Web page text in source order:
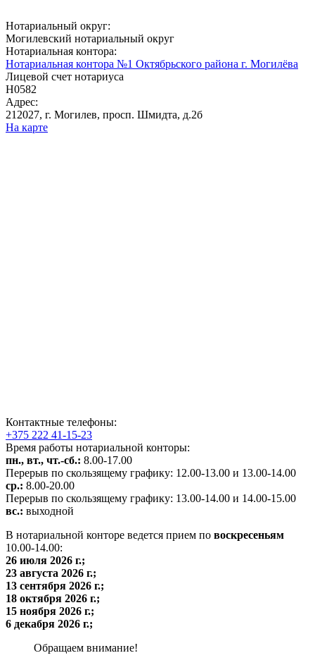
Нотариальный округ:
Могилевский нотариальный округ
Нотариальная контора:
Нотариальная контора №1 Октябрьского района г. Могилёва
Лицевой счет нотариуса
Н0582
Адрес:
212027, г. Могилев, просп. Шмидта, д.2б
На карте
Контактные телефоны:
+375 222 41-15-23
Время работы нотариальной конторы:
пн., вт., чт.-сб.: 8.00-17.00
Перерыв по скользящему графику: 12.00-13.00 и 13.00-14.00
ср.: 8.00-20.00
Перерыв по скользящему графику: 13.00-14.00 и 14.00-15.00
вс.: выходной
В нотариальной конторе ведется прием по воскресеньям
10.00-14.00:
26 июля 2026 г.;
23 августа 2026 г.;
13 сентября 2026 г.;
18 октября 2026 г.;
15 ноября 2026 г.;
6 декабря 2026 г.;
Обращаем внимание!